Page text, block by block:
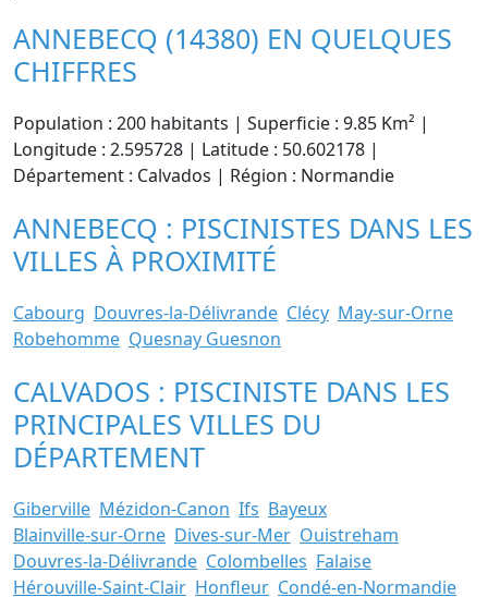
ANNEBECQ (14380) EN QUELQUES
CHIFFRES
Population : 200 habitants | Superficie : 9.85 Km² |
Longitude : 2.595728 | Latitude : 50.602178 |
Département : Calvados | Région : Normandie
ANNEBECQ : PISCINISTES DANS LES
VILLES À PROXIMITÉ
Cabourg Douvres-la-Délivrande Clécy May-sur-Orne
Robehomme Quesnay Guesnon
CALVADOS : PISCINISTE DANS LES
PRINCIPALES VILLES DU
DÉPARTEMENT
Giberville Mézidon-Canon Ifs Bayeux
Blainville-sur-Orne Dives-sur-Mer Ouistreham
Douvres-la-Délivrande Colombelles Falaise
Hérouville-Saint-Clair Honfleur Condé-en-Normandie